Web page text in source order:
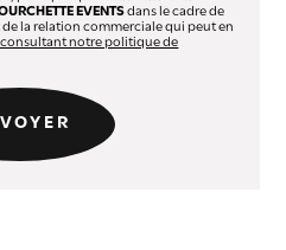
EVENTSdans le cadre de
la relation commerciale qui peut en
consultant notre politique de